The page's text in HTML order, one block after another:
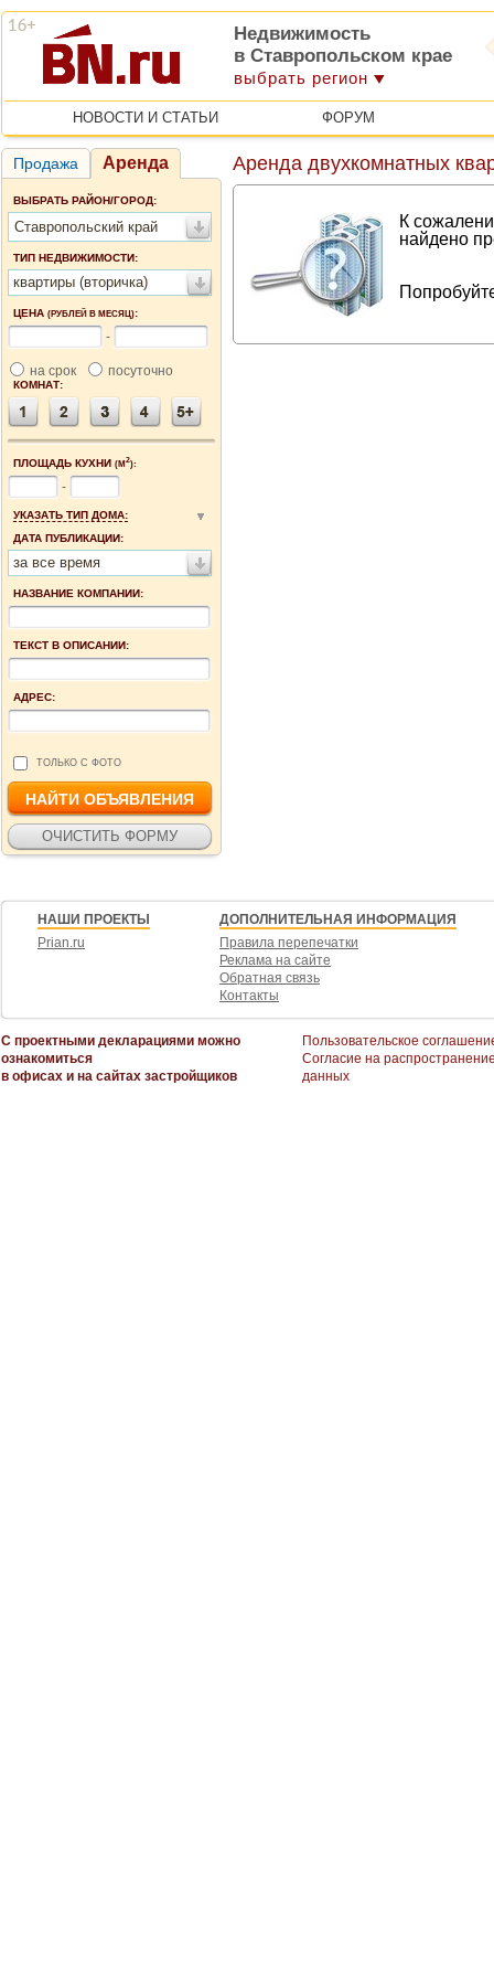
Недвижимость
в Ставропольском крае
выбрать регион
НОВОСТИ И СТАТЬИ ФОРУМ
Продажа Аренда
ВЫБРАТЬ РАЙОН/ГОРОД:
Ставропольский край
ТИП НЕДВИЖИМОСТИ:
квартиры (вторичка)
ЦЕНА (РУБЛЕЙ В МЕСЯЦ):
-
на срок посуточно
КОМНАТ:
ПЛОЩАДЬ КУХНИ (М2):
-
УКАЗАТЬ ТИП ДОМА:
ДАТА ПУБЛИКАЦИИ:
за все время
НАЗВАНИЕ КОМПАНИИ:
ТЕКСТ В ОПИСАНИИ:
АДРЕС:
ТОЛЬКО С ФОТО
Аренда двухкомнатных
К
найдено
НАШИ ПРОЕКТЫ
Prian.ru
ДОПОЛНИТЕЛЬНАЯ ИНФОРМАЦИЯ
Правила перепечатки
Реклама на сайте
Обратная связь
Контакты
С проектными декларациями можно
ознакомиться
в офисах и на сайтах застройщиков
Пользовательское
Согласие на
данных